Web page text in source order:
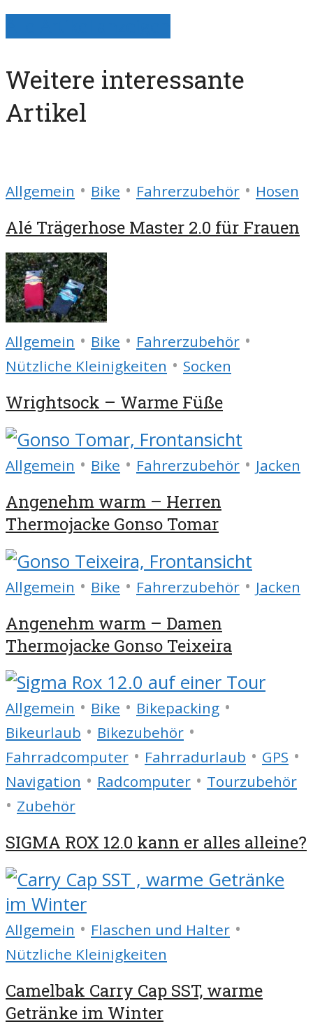
Weitere interessante
Artikel
Allgemein • Bike • Fahrerzubehör • Hosen
Alé Trägerhose Master 2.0 für Frauen
Allgemein • Bike • Fahrerzubehör •
Nützliche Kleinigkeiten • Socken
Wrightsock – Warme Füße
Allgemein • Bike • Fahrerzubehör • Jacken
Angenehm warm – Herren
Thermojacke Gonso Tomar
Allgemein • Bike • Fahrerzubehör • Jacken
Angenehm warm – Damen
Thermojacke Gonso Teixeira
Allgemein • Bike • Bikepacking •
Bikeurlaub • Bikezubehör •
Fahrradcomputer • Fahrradurlaub • GPS •
Navigation • Radcomputer • Tourzubehör
• Zubehör
SIGMA ROX 12.0 kann er alles alleine?
Allgemein • Flaschen und Halter •
Nützliche Kleinigkeiten
Camelbak Carry Cap SST, warme
Getränke im Winter